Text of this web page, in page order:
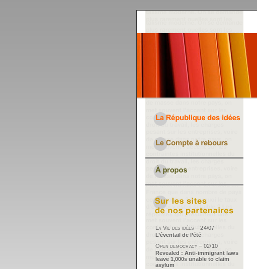
La Vie des idées – 24/07
L’éventail de l’été
Open democracy – 02/10
Revealed : Anti-immigrant laws
leave 1,000s unable to claim
asylum